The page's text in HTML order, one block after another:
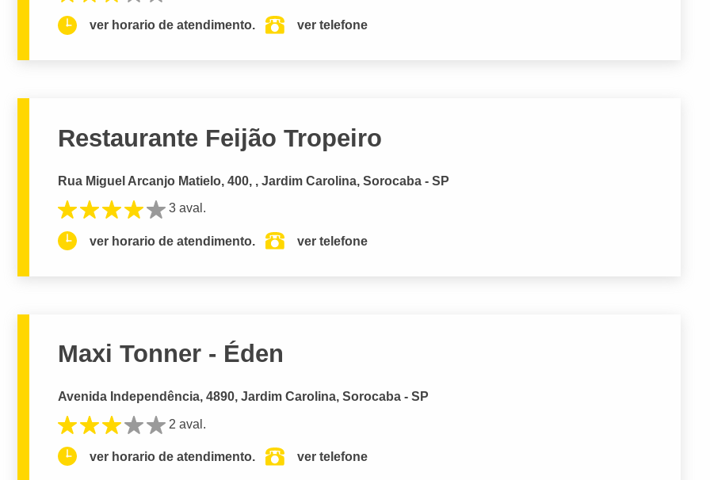
ver horario de atendimento. ver telefone
Restaurante Feijão Tropeiro
Rua Miguel Arcanjo Matielo, 400, , Jardim Carolina, Sorocaba - SP
3 aval.
ver horario de atendimento. ver telefone
Maxi Tonner - Éden
Avenida Independência, 4890, Jardim Carolina, Sorocaba - SP
2 aval.
ver horario de atendimento. ver telefone